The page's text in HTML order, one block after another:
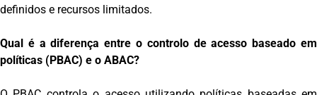
definidos e recursos limitados.
Qual é a diferença entre o controlo de acesso baseado em
políticas (PBAC) e o ABAC?